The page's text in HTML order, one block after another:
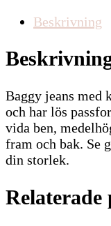
Beskrivning
Baggy jeans med
och har lös
vida ben,
fram och bak. Se
din storlek.